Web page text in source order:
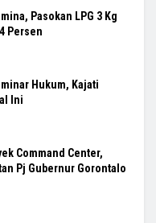
Pasokan LPG 3 Kg
Persen
Hukum, Kajati
Ini
Command Center,
Pj Gubernur Gorontalo